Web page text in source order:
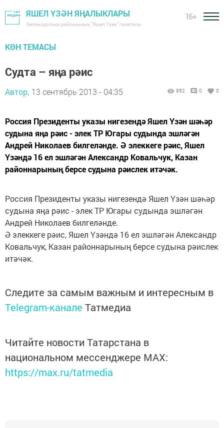
ЯШЕЛ ҮЗӘН ЯҢАЛЫКЛАРЫ
Зеленодольск районының "Яшел Үзән" газетасы
16+
КӨН ТЕМАСЫ
Судта – яңа рәис
Автор, 13 сентябрь 2013 - 04:35 952 0 0
Россия Президенты указы нигезендә Яшел Үзән шәһәр
судына яңа рәис - элек ТР Югары судында эшләгән
Андрей Николаев билгеләнде. Ә элеккеге рәис, Яшел
Үзәндә 16 ел эшләгән Александр Ковальчук, Казан
районнарының берсе судына рәислек итәчәк.
Россия Президенты указы нигезендә Яшел Үзән шәһәр
судына яңа рәис - элек ТР Югары судында эшләгән
Андрей Николаев билгеләнде.
Ә элеккеге рәис, Яшел Үзәндә 16 ел эшләгән Александр
Ковальчук, Казан районнарының берсе судына рәислек
итәчәк.
Следите за самым важным и интересным в
Telegram-канале Татмедиа
Читайте новости Татарстана в
национальном мессенджере MАХ:
https://max.ru/tatmedia